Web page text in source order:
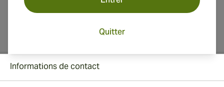
Quitter
Informations de contact